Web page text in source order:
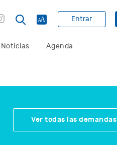
Entrar
Noticias Agenda
Ver todas las demandas